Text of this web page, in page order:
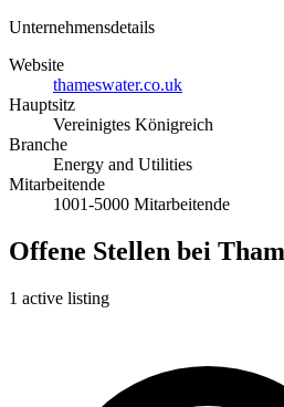
Unternehmensdetails
Website
thameswater.co.uk
Hauptsitz
Vereinigtes Königreich
Branche
Energy and Utilities
Mitarbeitende
1001-5000 Mitarbeitende
Offene Stellen bei
1 active listing